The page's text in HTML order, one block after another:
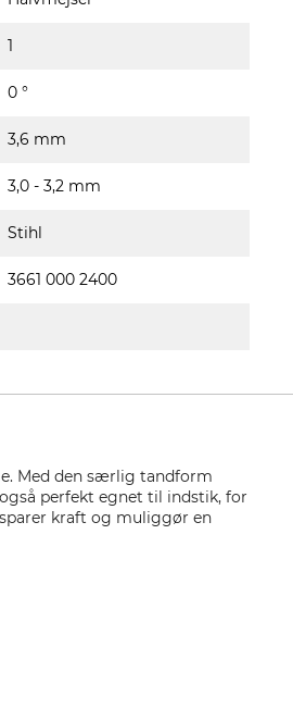
1
0 °
3,6 mm
3,0 - 3,2 mm
Stihl
3661 000 2400
Med den særlig tandform
perfekt egnet til indstik, for
kraft og muliggør en